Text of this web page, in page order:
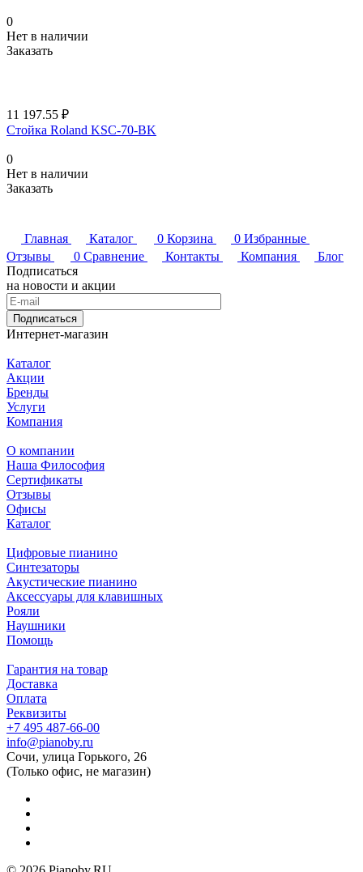
0
Нет в наличии
Заказать
11 197.55 ₽
Стойка Roland KSC-70-BK
0
Нет в наличии
Заказать
Главная Каталог 0 Корзина 0 Избранные
Отзывы
0 Сравнение Контакты Компания
Блог
Подписаться
на новости и акции
Подписаться
Интернет-магазин
Каталог
Акции
Бренды
Услуги
Компания
О компании
Наша Философия
Сертификаты
Отзывы
Офисы
Каталог
Цифровые пианино
Синтезаторы
Акустические пианино
Аксессуары для клавишных
Рояли
Наушники
Помощь
Гарантия на товар
Доставка
Оплата
Реквизиты
+7 495 487-66-00
info@pianoby.ru
Сочи, улица Горького, 26
(Только офис, не магазин)